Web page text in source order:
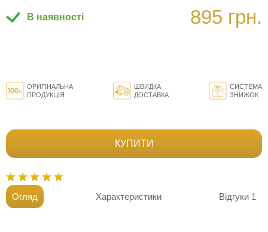
В наявності 895 грн.
ОРИГІНАЛЬНА
ПРОДУКЦІЯ
ШВИДКА
ДОСТАВКА
СИСТЕМА
ЗНИЖОК
КУПИТИ
Огляд Характеристики Відгуки 1